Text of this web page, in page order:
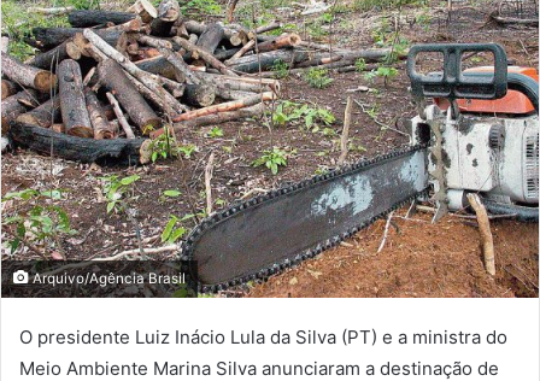
Arquivo/Agência Brasil
O presidente Luiz Inácio Lula da Silva (PT) e a ministra do
Meio Ambiente Marina Silva anunciaram a destinação de